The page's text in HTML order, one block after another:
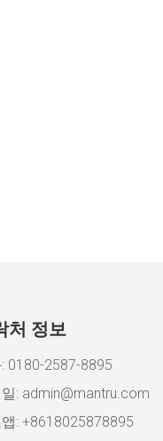
처 정보
0180-2587-8895
: admin@mantru.com
: +8618025878895